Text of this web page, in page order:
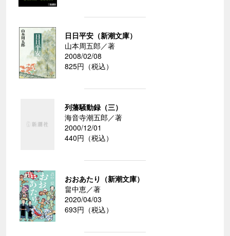
日日平安（新潮文庫）
山本周五郎／著
2008/02/08
825円（税込）
列藩騒動録（三）
海音寺潮五郎／著
2000/12/01
440円（税込）
おおあたり（新潮文庫）
畠中恵／著
2020/04/03
693円（税込）